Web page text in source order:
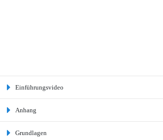
Einführungsvideo
Anhang
Grundlagen